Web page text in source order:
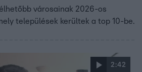
városainak 2026-os
települések kerültek a top 10-be.
2:42